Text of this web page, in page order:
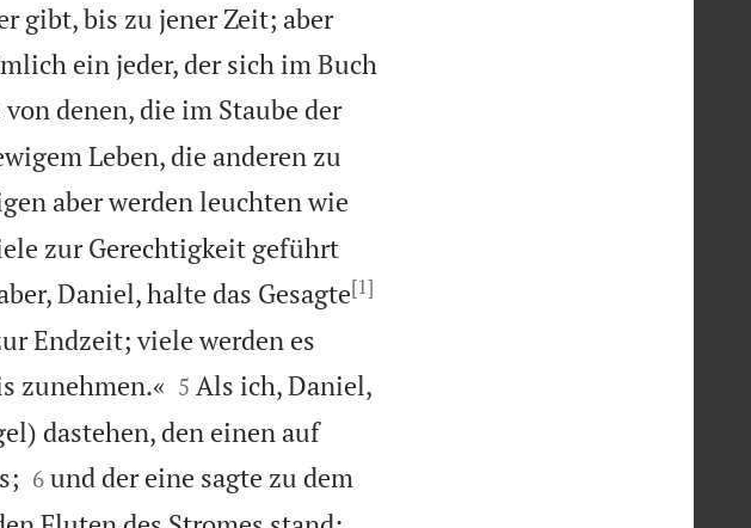
gibt, bis zu jener Zeit; aber
ein jeder, der sich im Buch
denen, die im Staube der
Leben, die anderen zu
aber werden leuchten wie
zur Gerechtigkeit geführt
Daniel, halte das Gesagte[1]
Endzeit; viele werden es
zunehmen.«
5 Als ich, Daniel,
dastehen, den einen auf

6 und der eine sagte zu dem